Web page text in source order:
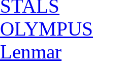
STALS
OLYMPUS
Lenmar